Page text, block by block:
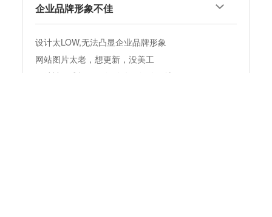
企业品牌形象不佳
设计太LOW,无法凸显企业品牌形象
网站图片太老，想更新，没美工
网站被黑或打不开,没人发现没人解决